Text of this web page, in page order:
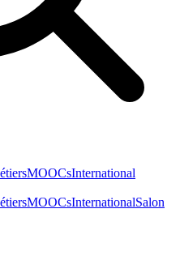
MOOCsInternational
MOOCsInternationalSalon